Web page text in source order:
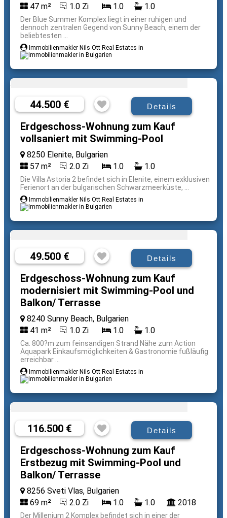
47 m²
1.0 Zi 1.0 1.0
Der Blue Summer Komplex liegt in einer ruhigen und
dennoch zentralen Gegend von Sunny Beach, einem der
beliebtesten ...
Immobilienmakler Nils Ott Real Estates in
44.500 € Details
Erdgeschoss-Wohnung zum Kauf
vollsaniert mit Swimming-Pool
8250 Elenite, Bulgarien
57 m²
2.0 Zi 1.0 1.0
Die Villa Astoria 2 befindet sich in Elenite, einem exklusiven
Ferienort an der bulgarischen Schwarzmeerküste, ...
Immobilienmakler Nils Ott Real Estates in
49.500 € Details
Erdgeschoss-Wohnung zum Kauf
modernisiert mit Swimming-Pool und
Balkon/ Terrasse
8240 Sunny Beach, Bulgarien
41 m²
1.0 Zi 1.0 1.0
Ca. 800?m zum feinsandigen Strand Nähe zum Action
Aquapark Einkaufsmöglichkeiten & Gastronomie fußläufig
erreichbar ...
Immobilienmakler Nils Ott Real Estates in
116.500 € Details
Erdgeschoss-Wohnung zum Kauf
Erstbezug mit Swimming-Pool und
Balkon/ Terrasse
8256 Sveti Vlas, Bulgarien
69 m²
2.0 Zi 1.0 1.0 2018
Der Millenium 2 Komplex befindet sich in einer der